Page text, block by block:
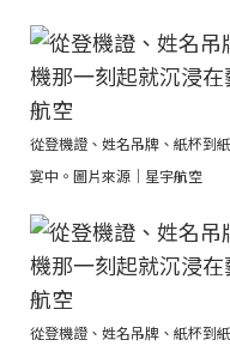
從登機證、姓名吊牌、紙杯到
宴中。圖片來源｜星宇航空
從登機證、姓名吊牌、紙杯到